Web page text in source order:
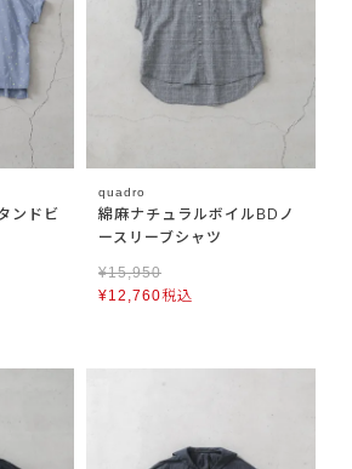
ンドビ
quadro
綿麻ナチュラルボイルBDノ
ースリーブシャツ
¥15,950
¥12,760税込